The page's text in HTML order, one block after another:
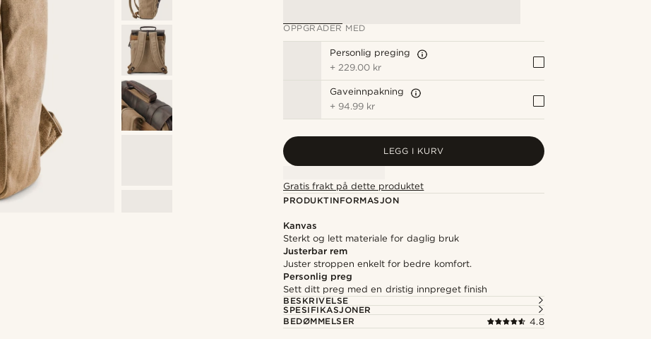
OPPGRADER MED
Personlig preging
+229.00 kr
Gaveinnpakning
+ 94.99 kr
LEGG I KURV
Gratis frakt på dette produktet
PRODUKTINFORMASJON
Kanvas
Sterkt og lett materiale for daglig bruk
Justerbar rem
Juster stroppen enkelt for bedre komfort.
Personlig preg
Sett ditt preg med en dristig innpreget finish
BESKRIVELSE
SPESIFIKASJONER
BEDØMMELSER
4.8